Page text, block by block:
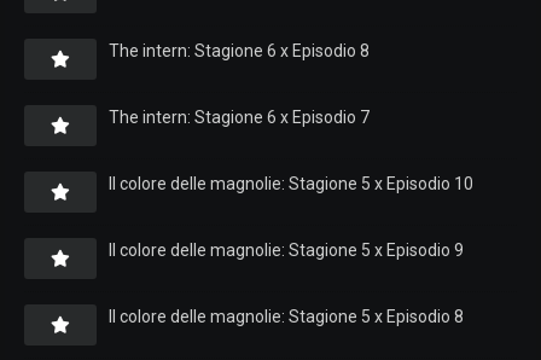
The intern: Stagione 6 x Episodio 8
The intern: Stagione 6 x Episodio 7
Il colore delle magnolie: Stagione 5 x Episodio 10
Il colore delle magnolie: Stagione 5 x Episodio 9
Il colore delle magnolie: Stagione 5 x Episodio 8